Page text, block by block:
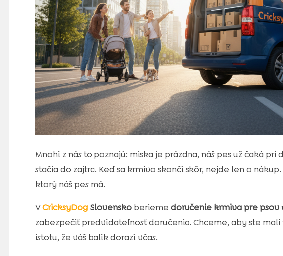
Mnohí z nás to poznajú: miska je prázdna, náš pes už čaká
stačia do zajtra. Keď sa krmivo skončí skôr, nejde len o
ktorý náš pes má.
VCricksyDogSlovenskoberieme doručenie krmiva pre psov
zabezpečiť predvídateľnosť doručenia. Chceme, aby ste
istotu, že váš balík dorazí včas.